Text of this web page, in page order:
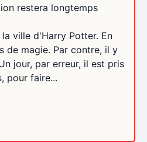
restera longtemps
ville d'Harry Potter. En
de magie. Par contre, il y
jour, par erreur, il est pris
pour faire...